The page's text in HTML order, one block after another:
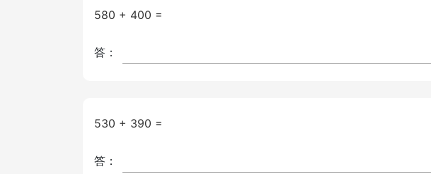
580 + 400 =
答：
530 + 390 =
答：